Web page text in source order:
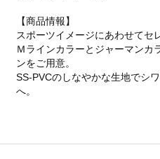
【商品情報】
スポーツイメージにあわせてセ
Ｍラインカラーとジャーマンカ
ンをご用意。
SS-PVCのしなやかな生地でシ
へ。